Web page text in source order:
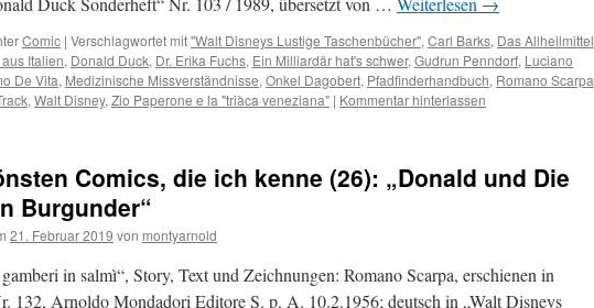
Comic | Verschlagwortet mit"Walt Disneys Lustige Taschenbücher", Carl Barks, Das Allheilmittel
Italien, Donald Duck, Dr. Erika Fuchs, Ein Milliardär hat's schwer, Gudrun Penndorf, Luciano
De Vita, Medizinische Missverständnisse, Onkel Dagobert, Pfadfinderhandbuch, Romano Scarpa
, Walt Disney, Zio Paperone e la "triàca veneziana" | Kommentar hinterlassen
Comics, die ich kenne (26): „Donald und Die
Burgunder“
21. Februar 2019 von montyarnold
in salmì“, Story, Text und Zeichnungen: Romano Scarpa, erschienen in
132, Arnoldo Mondadori Editore S. p. A. 10.2.1956; deutsch in „Walt Disneys